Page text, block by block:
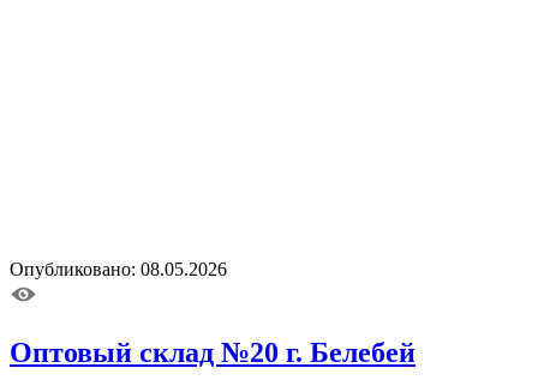
Опубликовано: 08.05.2026
Оптовый склад №20 г. Белебей